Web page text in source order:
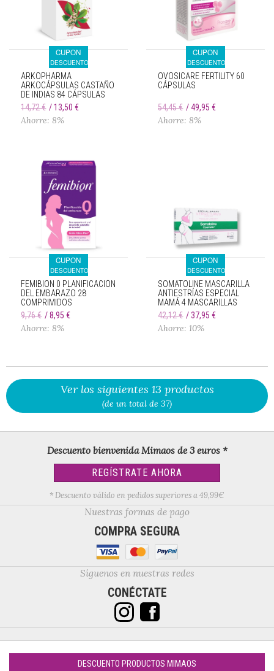
CUPON
DESCUENTO
ARKOPHARMA
ARKOCÁPSULAS CASTAÑO
DE INDIAS 84 CÁPSULAS
14,72 €
13,50 €
Ahorre: 8%
CUPON
DESCUENTO
OVOSICARE FERTILITY 60
CÁPSULAS
54,45 € 49,95 €
Ahorre: 8%
CUPON
DESCUENTO
FEMIBION 0 PLANIFICACIÓN
DEL EMBARAZO 28
COMPRIMIDOS
9,76 €
8,95 €
Ahorre: 8%
CUPON
DESCUENTO
SOMATOLINE MASCARILLA
ANTIESTRÍAS ESPECIAL
MAMÁ 4 MASCARILLAS
42,12 €
37,95 €
Ahorre: 10%
Ver los siguientes 13 productos
(de un total de 37)
Descuento bienvenida Mimaos de 3 euros *
REGÍSTRATE AHORA
* Descuento válido en pedidos superiores a 49,99€
Nuestras formas de pago
COMPRA SEGURA
Síguenos en nuestras redes
CONÉCTATE
DESCUENTO PRODUCTOS MIMAOS